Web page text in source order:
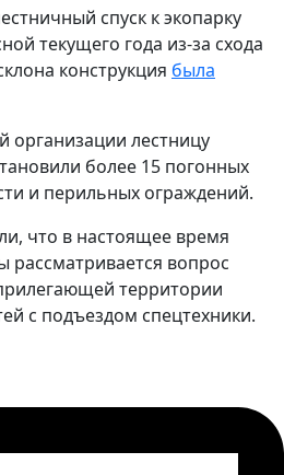
спуск к экопарку
текущего года из-за схода
конструкция была
организации лестницу
более 15 погонных
и перильных ограждений.
что в настоящее время
вопрос
территории
с подъездом спецтехники.